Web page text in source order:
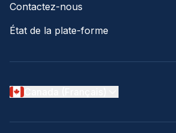
Contactez-nous
État de la plate-forme